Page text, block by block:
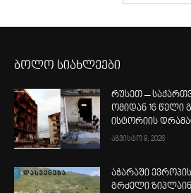
ბოლო სიახლეები
რუსეთ –
ომიდან 16 წელი
ისტორიის
აგვისტო 8, 2026
აჭარაში
გრძელი